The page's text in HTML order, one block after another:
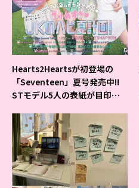
Hearts2Heartsが初登場の
「Seventeen」夏号発売中!!
STモデル5人の表紙が目印だ